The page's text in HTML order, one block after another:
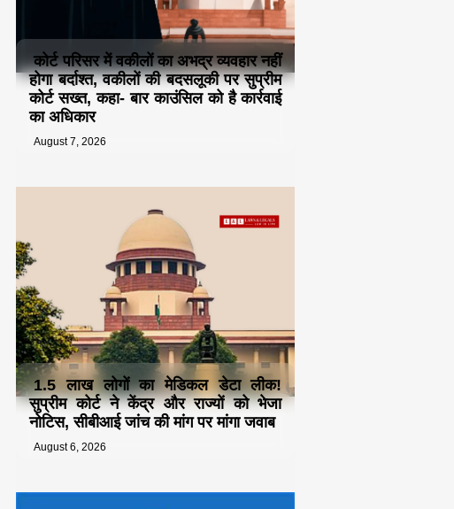
कोर्ट परिसर में वकीलों का अभद्र व्यवहार नहीं
होगा बर्दाश्त, वकीलों की बदसलूकी पर सुप्रीम
कोर्ट सख्त, कहा- बार काउंसिल को है कार्रवाई
का अधिकार
August 7, 2026
1.5 लाख लोगों का मेडिकल डेटा लीक!
सुप्रीम कोर्ट ने केंद्र और राज्यों को भेजा
नोटिस, सीबीआई जांच की मांग पर मांगा जवाब
August 6, 2026